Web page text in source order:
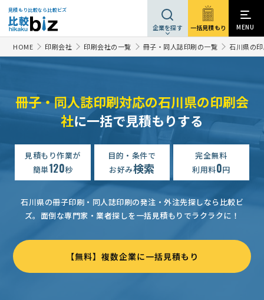
見積もり比較なら比較ビズ
企業を探す 一括見積もり MENU
HOME 印刷会社 印刷会社の一覧 冊子・同人誌印刷の一覧 石川県の
冊子・同人誌印刷対応の石川県の印刷会
社に一括で見積もりする
見積もり作業が
簡単120秒
目的・条件で
お好み検索
完全無料
利用料0円
石川県の冊子印刷・同人誌印刷の発注・外注先探しなら比較ビ
ズ。 面倒な専門家・業者探しを一括見積もりでラクラクに！
【無料】複数企業に一括見積もり
ハードカバーの絵本印刷の見積もり依頼 50万円まで
【デジタルイラストの印刷】冊子印刷の見積もり依頼 相談して
冊子印刷の見積もり依頼 70万円まで 石川県